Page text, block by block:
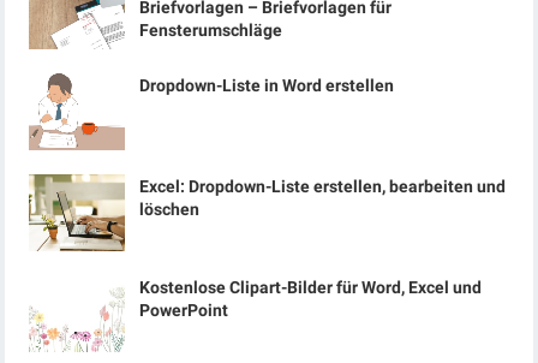
Briefvorlagen – Briefvorlagen für
Fensterumschläge
Dropdown-Liste in Word erstellen
Excel: Dropdown-Liste erstellen, bearbeiten und
löschen
Kostenlose Clipart-Bilder für Word, Excel und
PowerPoint